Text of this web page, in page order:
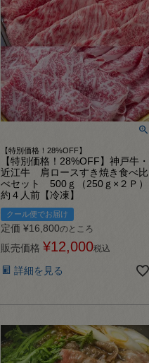
【特別価格！28%OFF】
【特別価格！28%OFF】神戸牛・
近江牛 肩ロースすき焼き食べ比
べセット 500ｇ（250ｇ×２Ｐ）
約４人前【冷凍】
クール便でお届け
定価 ¥16,800のところ
販売価格 ¥12,000税込
詳細を見る